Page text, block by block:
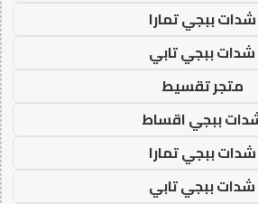
شدات ببجي تمارا
شدات ببجي تابي
متجر تقسيط
ببجي اقساط
شدات ببجي تمارا
شدات ببجي تابي